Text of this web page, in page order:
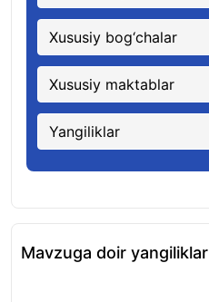
Xususiy bog‘chalar
Xususiy maktablar
Yangiliklar
Mavzuga doir yangiliklar